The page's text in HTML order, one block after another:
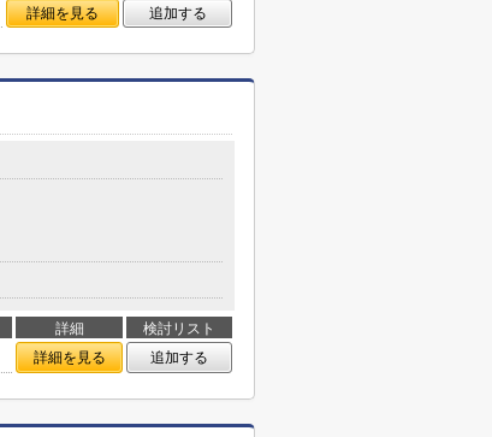
詳細を見る 追加する
詳細
検討リスト
詳細を見る 追加する